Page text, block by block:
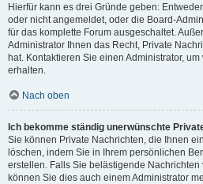
Hierfür kann es drei Gründe geben:
oder nicht angemeldet, oder die Board-
für das komplette Forum ausgeschaltet.
Administrator Ihnen das Recht, Private
hat. Kontaktieren Sie einen Administrator,
erhalten.
Nach oben
Ich bekomme ständig unerwünschte
Sie können Private Nachrichten, die Ihnen
löschen, indem Sie in Ihrem persönlichen
erstellen. Falls Sie belästigende
können Sie dies auch einem Administrator